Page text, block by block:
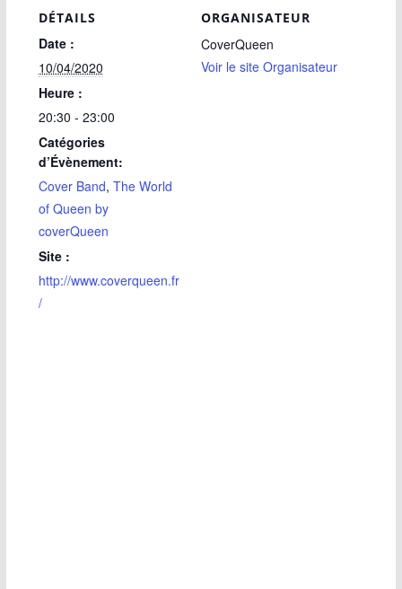
DÉTAILS
Date :
10/04/2020
Heure :
20:30 - 23:00
Catégories
d’Évènement:
Cover Band, The World
of Queen by
coverQueen
Site :
http://www.coverqueen.fr
/
ORGANISATEUR
CoverQueen
Voir le site Organisateur